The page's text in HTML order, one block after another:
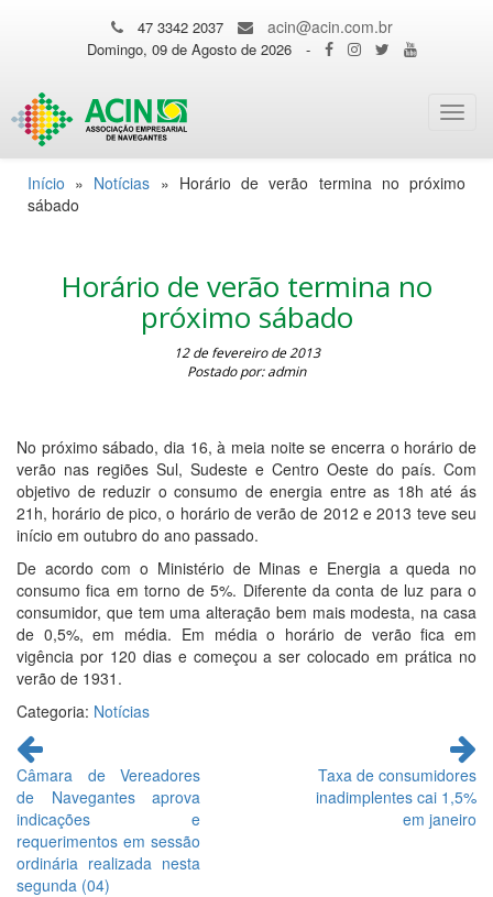
47 3342 2037 acin@acin.com.br
Domingo, 09 de Agosto de 2026 -
Início » Notícias » Horário de verão termina no próximo
sábado
Horário de verão termina no
próximo sábado
12 de fevereiro de 2013
Postado por: admin
No próximo sábado, dia 16, à meia noite se encerra o horário de
verão nas regiões Sul, Sudeste e Centro Oeste do país. Com
objetivo de reduzir o consumo de energia entre as 18h até ás
21h, horário de pico, o horário de verão de 2012 e 2013 teve seu
início em outubro do ano passado.
De acordo com o Ministério de Minas e Energia a queda no
consumo fica em torno de 5%. Diferente da conta de luz para o
consumidor, que tem uma alteração bem mais modesta, na casa
de 0,5%, em média. Em média o horário de verão fica em
vigência por 120 dias e começou a ser colocado em prática no
verão de 1931.
Categoria: Notícias
Continue
lendo
Câmara de Vereadores
de Navegantes aprova
indicações e
requerimentos em sessão
ordinária realizada nesta
segunda (04)
Taxa de consumidores
inadimplentes cai 1,5%
em janeiro